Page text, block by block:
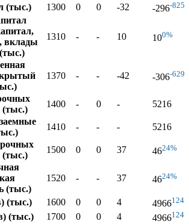
(тыс.) 1300 0 0 -32 -296-
вклады
1310 - - 10 100%
1370 - - -42 -306-
(тыс.)
1400 - 0 -
5216
1410 - - -
5216
(тыс.)
1500 0 0 37 4624%
(тыс.)
1520 - - 37 4624%
(тыс.) 1600 0 0 4 4966
(тыс.) 1700 0 0 4 4966